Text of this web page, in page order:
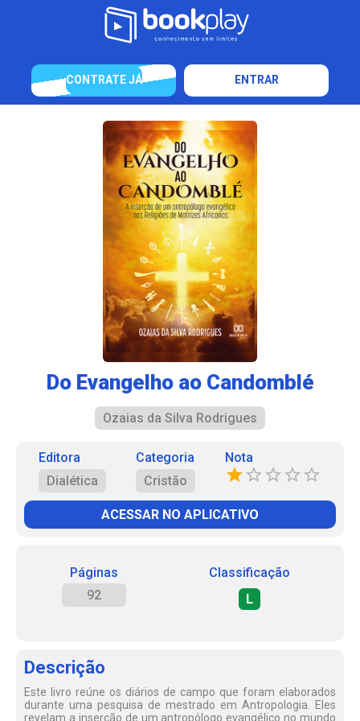
CONTRATE JÁ ENTRAR
Do Evangelho ao Candomblé
Ozaias da Silva Rodrigues
Editora
Dialética
Categoria
Cristão
Nota
ACESSAR NO APLICATIVO
Páginas
92
Classificação
L
Descrição
Este livro reúne os diários de campo que foram elaborados
durante uma pesquisa de mestrado em Antropologia. Eles
revelam a inserção de um antropólogo evangélico no mundo